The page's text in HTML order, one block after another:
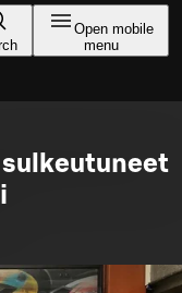
Open mobile
menu
sulkeutuneet